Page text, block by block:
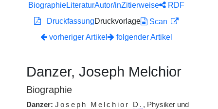
BiographieLiteraturAutor/inZitierweise
RDF
DruckfassungDruckvorlage
Scan
vorheriger Artikel
folgender Artikel
Danzer, Joseph Melchior
Biographie
Danzer: Joseph Melchior D. , Physiker und